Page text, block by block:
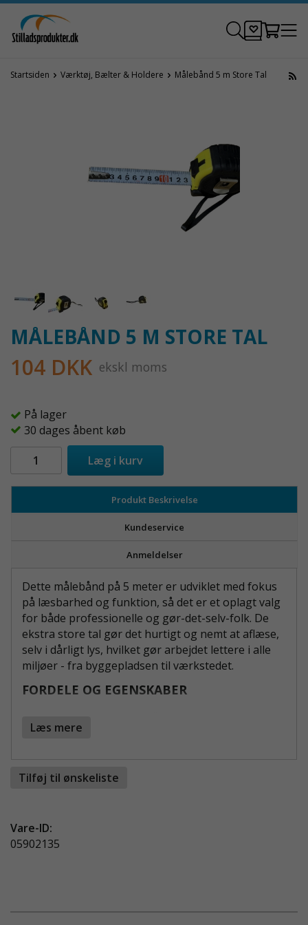
Startsiden Værktøj, Bælter & Holdere Målebånd 5 m Store Tal
MÅLEBÅND 5 M STORE TAL
104 DKK ekskl moms
På lager
30 dages åbent køb
Læg i kurv
Produkt Beskrivelse
Kundeservice
Anmeldelser
Dette målebånd på 5 meter er udviklet med fokus
på læsbarhed og funktion, så det er et oplagt valg
for både professionelle og gør-det-selv-folk. De
ekstra store tal gør det hurtigt og nemt at aflæse,
selv i dårligt lys, hvilket gør arbejdet lettere i alle
miljøer - fra byggepladsen til værkstedet.
FORDELE OG EGENSKABER
resultat uden besvær
Solid læderrem
hånden på værktøjsbæltet
Kan låses i enhver position
Målebåndet er konstrueret til at holde til daglig
Læs mere
Tilføj til ønskeliste
Vare-ID:
05902135